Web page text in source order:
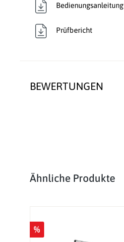
BEWERTUNGEN
Bedienungsanleitung
Prüfbericht
Produktgalerie überspringen
Ähnliche Produkte
%